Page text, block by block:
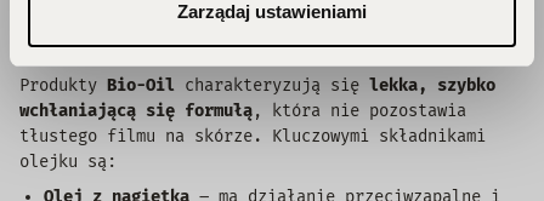
Zarządaj ustawieniami
Unikalna Formuła, Która Działa
Produkty Bio-Oil charakteryzują się lekka, szybko
wchłaniającą się formułą, która nie pozostawia
tłustego filmu na skórze. Kluczowymi składnikami
olejku są: